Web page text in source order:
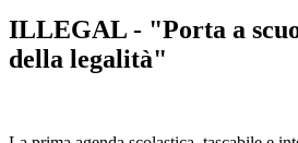
ILLEGAL - "Porta a
della legalità"